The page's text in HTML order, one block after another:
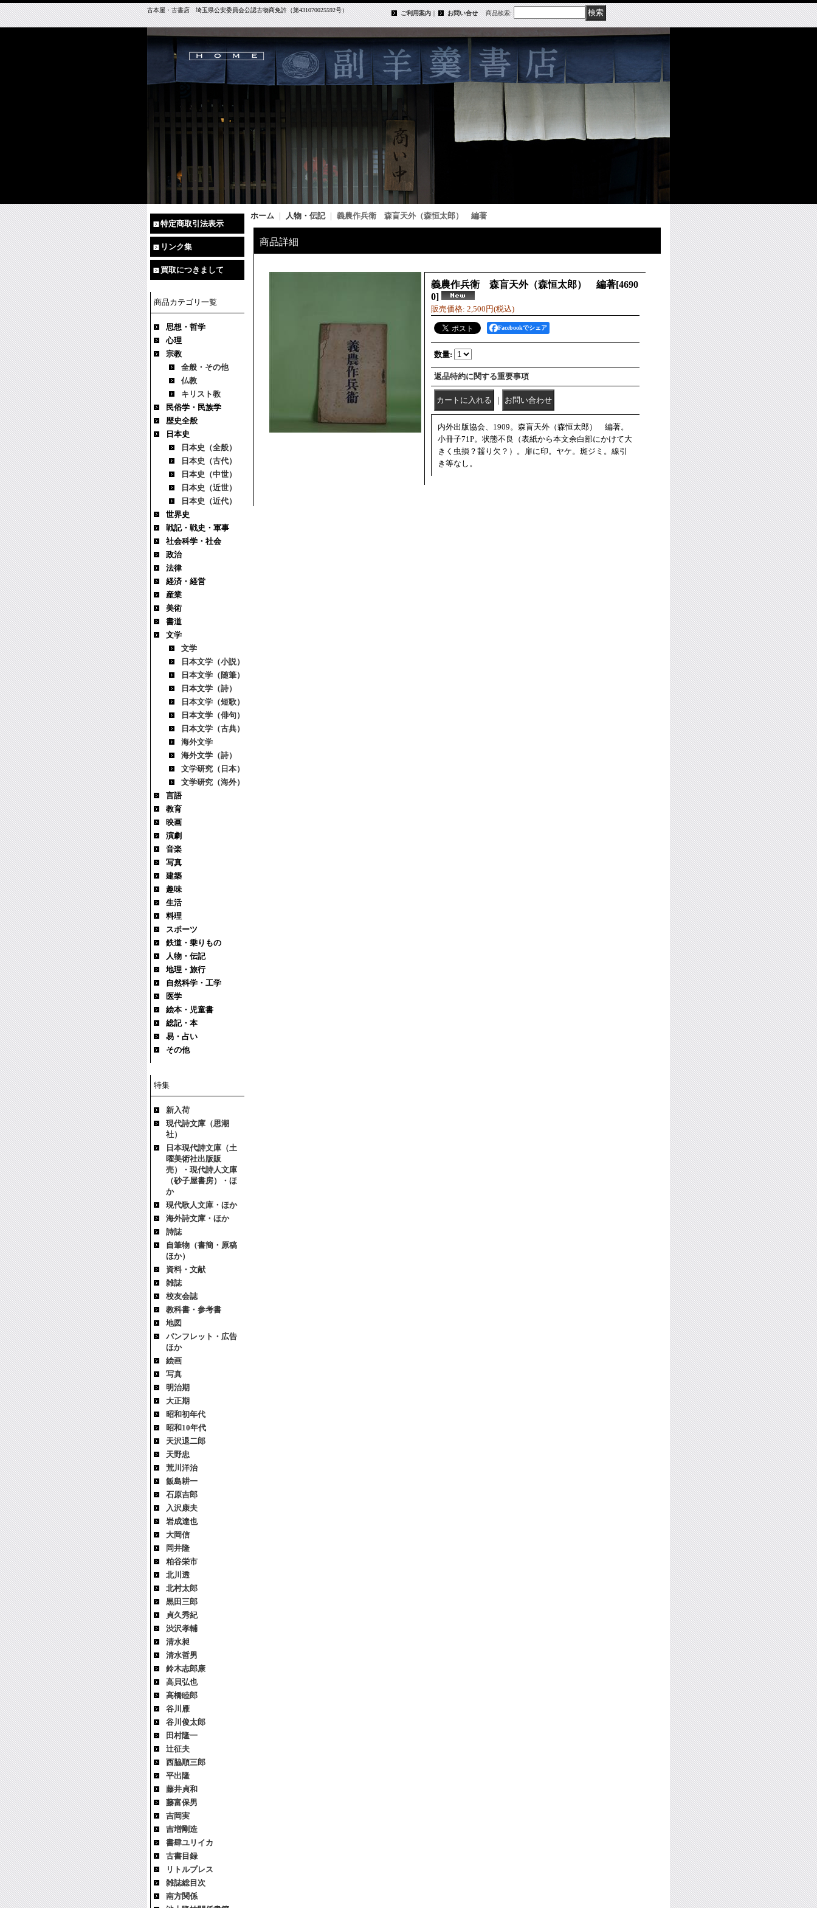
古本屋・古書店 埼玉県公安委員会公認古物商免許（第431070025592号） ご利用案内｜ お問い合せ 商品検索:
特定商取引法表示
リンク集
買取につきまして
商品カテゴリ一覧
思想・哲学
心理
宗教
全般・その他
仏教
キリスト教
民俗学・民族学
歴史全般
日本史
日本史（全般）
日本史（古代）
日本史（中世）
日本史（近世）
日本史（近代）
世界史
戦記・戦史・軍事
社会科学・社会
政治
法律
経済・経営
産業
美術
書道
文学
文学
日本文学（小説）
日本文学（随筆）
日本文学（詩）
日本文学（短歌）
日本文学（俳句）
日本文学（古典）
海外文学
海外文学（詩）
文学研究（日本）
文学研究（海外）
言語
教育
映画
演劇
音楽
写真
建築
趣味
生活
料理
スポーツ
鉄道・乗りもの
人物・伝記
地理・旅行
自然科学・工学
医学
絵本・児童書
総記・本
易・占い
その他
特集
新入荷
現代詩文庫（思潮
社）
日本現代詩文庫（土
曜美術社出版販
売）・現代詩人文庫
（砂子屋書房）・ほ
か
現代歌人文庫・ほか
海外詩文庫・ほか
詩誌
自筆物（書簡・原稿
ほか）
資料・文献
雑誌
校友会誌
教科書・参考書
地図
パンフレット・広告
ほか
絵画
写真
明治期
大正期
昭和初年代
昭和10年代
天沢退二郎
天野忠
荒川洋治
飯島耕一
石原吉郎
入沢康夫
岩成達也
大岡信
岡井隆
粕谷栄市
北川透
北村太郎
黒田三郎
貞久秀紀
渋沢孝輔
清水昶
清水哲男
鈴木志郎康
高貝弘也
高橋睦郎
谷川雁
谷川俊太郎
田村隆一
辻征夫
西脇順三郎
平出隆
藤井貞和
藤富保男
吉岡実
吉増剛造
書肆ユリイカ
古書目録
リトルプレス
雑誌総目次
南方関係
ホーム 人物・伝記｜ 義農作兵衛 森盲天外（森恒太郎） 編著
商品詳細
義農作兵衛 森盲天外（森恒太郎） 編著[4690
0]
販売価格: 2,500円(税込)
Facebookでシェア
数量:
返品特約に関する重要事項
｜
内外出版協会、1909。森盲天外（森恒太郎） 編著。
小冊子71P。状態不良（表紙から本文余白部にかけて大
きく虫損？齧り欠？）。扉に印。ヤケ。斑ジミ。線引
き等なし。